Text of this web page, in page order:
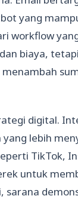
yang
workflow
biaya,
digital.
lebih
TikTok,
untuk
sarana